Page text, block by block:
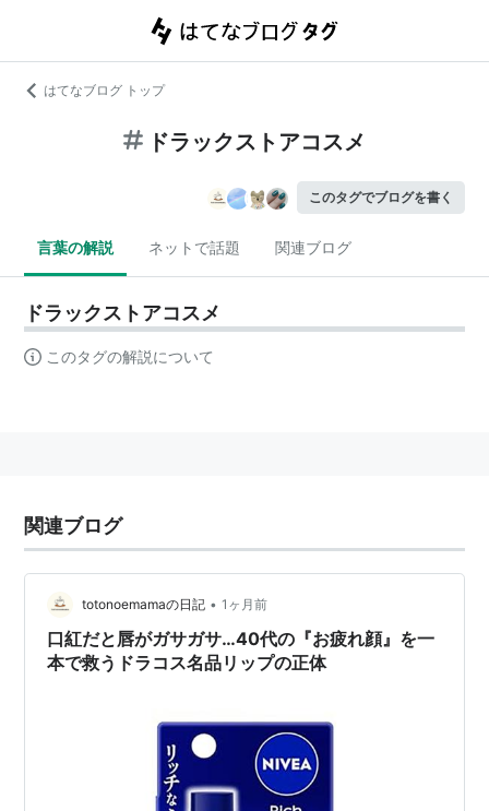
はてなブログ トップ
ドラックストアコスメ
このタグでブログを書く
言葉の解説 ネットで話題 関連ブログ
ドラックストアコスメ
このタグの解説について
関連ブログ
totonoemamaの日記 • 1ヶ月前
口紅だと唇がガサガサ…40代の『お疲れ顔』を一
本で救うドラコス名品リップの正体